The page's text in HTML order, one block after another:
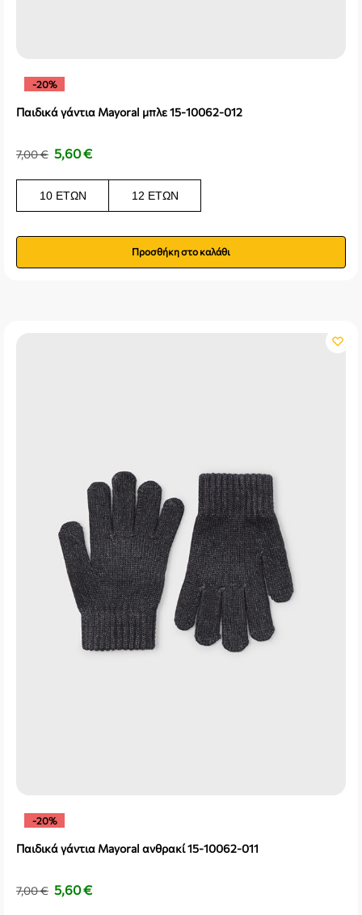
-20%
Παιδικά γάντια Mayoral μπλε 15-10062-012
7,00€ 5,60€
10 ΕΤΏΝ 12 ΕΤΏΝ
Προσθήκη στο καλάθι
-20%
Παιδικά γάντια Mayoral ανθρακί 15-10062-011
7,00€ 5,60€